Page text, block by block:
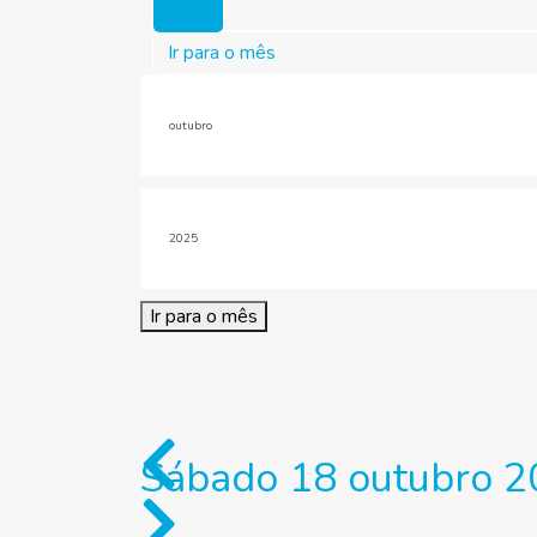
Ir para o mês
Ir para o mês
Sábado 18 outubro